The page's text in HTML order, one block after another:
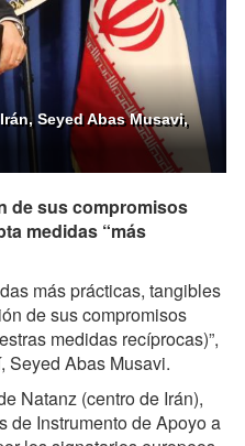
Seyed Abas Musavi,
de sus compromisos
medidas “más
más prácticas, tangibles
de sus compromisos
medidas recíprocas)”,
Seyed Abas Musavi.
Natanz (centro de Irán),
de Instrumento de Apoyo a